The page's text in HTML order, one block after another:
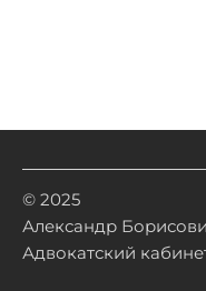
© 2025
Александр
Адвокатский